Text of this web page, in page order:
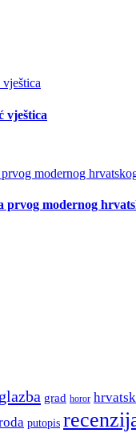
vještica
prvog modernog
glazba grad horor
putopis